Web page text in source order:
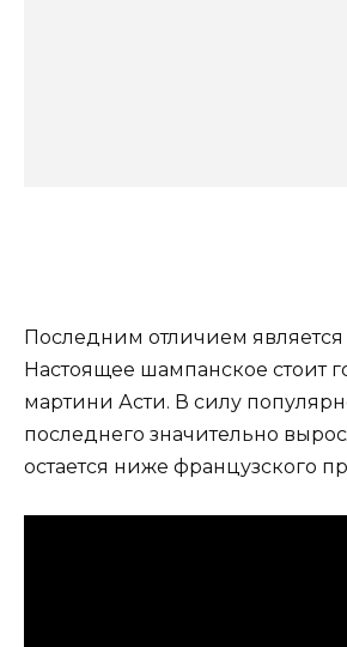
Последним отличием является
Настоящее шампанское стоит
мартини Асти. В силу
последнего значительно
остается ниже французского